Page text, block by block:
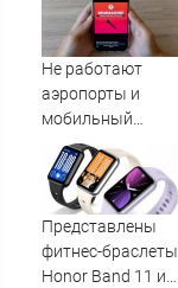
раздал его на
пляже
Не работают
аэропорты и
мобильный
интернет: в
нескольких
регионах
объявили
ракетную
опасность
Представлены
фитнес-браслеты
Honor Band 11 и